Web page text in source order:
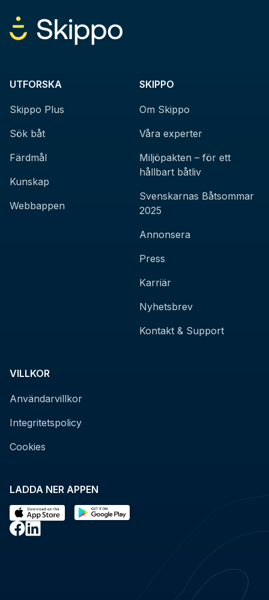
LADDA NER APPEN
UTFORSKA
Skippo Plus
Sök båt
Färdmål
Kunskap
Webbappen
SKIPPO
Om Skippo
Våra experter
Miljöpakten – för ett
hållbart båtliv
Svenskarnas Båtsommar
2025
Annonsera
Press
Karriär
Nyhetsbrev
Kontakt & Support
VILLKOR
Användarvillkor
Integritetspolicy
Cookies